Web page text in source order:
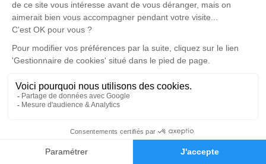
Faire-part Hommages
Un service de plantation d’arbre hommage est
disponible ici.
Cérémonie religieuse
Église de Treillières
44119 Treillières